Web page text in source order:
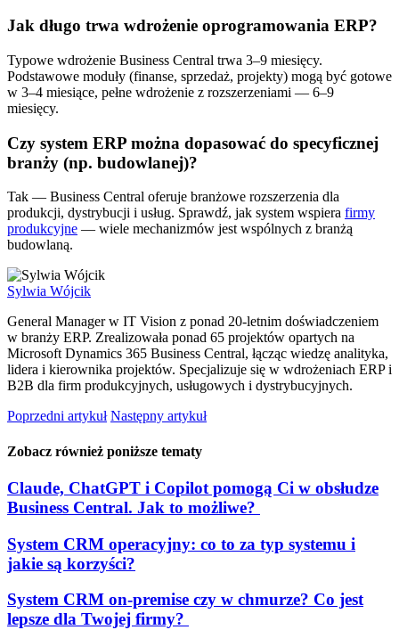
Jak długo trwa wdrożenie oprogramowania ERP?
Typowe wdrożenie Business Central trwa 3–9 miesięcy.
Podstawowe moduły (finanse, sprzedaż, projekty) mogą być gotowe
w 3–4 miesiące, pełne wdrożenie z rozszerzeniami — 6–9
miesięcy.
Czy system ERP można dopasować do specyficznej
branży (np. budowlanej)?
Tak — Business Central oferuje branżowe rozszerzenia dla
produkcji, dystrybucji i usług. Sprawdź, jak system wspiera firmy
produkcyjne — wiele mechanizmów jest wspólnych z branżą
budowlaną.
Sylwia Wójcik
General Manager w IT Vision z ponad 20-letnim doświadczeniem
w branży ERP. Zrealizowała ponad 65 projektów opartych na
Microsoft Dynamics 365 Business Central, łącząc wiedzę analityka,
lidera i kierownika projektów. Specjalizuje się w wdrożeniach ERP i
B2B dla firm produkcyjnych, usługowych i dystrybucyjnych.
Poprzedni artykuł Następny artykuł
Zobacz również poniższe tematy
Claude, ChatGPT i Copilot pomogą Ci w obsłudze
Business Central. Jak to możliwe?
System CRM operacyjny: co to za typ systemu i
jakie są korzyści?
System CRM on-premise czy w chmurze? Co jest
lepsze dla Twojej firmy?